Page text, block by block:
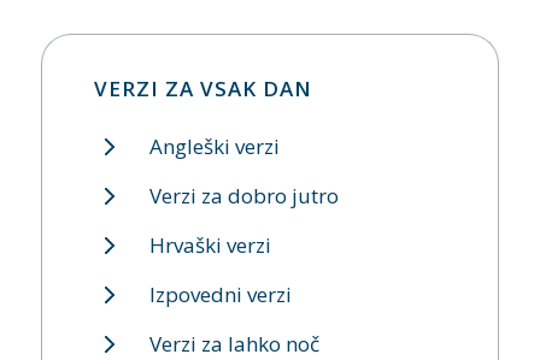
VERZI ZA VSAK DAN
Angleški verzi
Verzi za dobro jutro
Hrvaški verzi
Izpovedni verzi
Verzi za lahko noč